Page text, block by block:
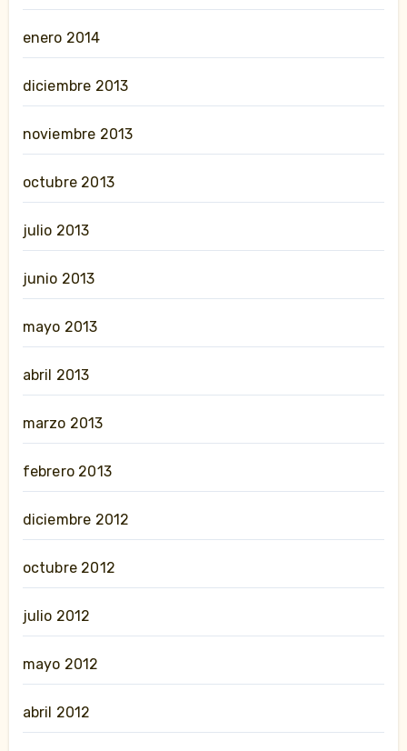
enero 2014
diciembre 2013
noviembre 2013
octubre 2013
julio 2013
junio 2013
mayo 2013
abril 2013
marzo 2013
febrero 2013
diciembre 2012
octubre 2012
julio 2012
mayo 2012
abril 2012